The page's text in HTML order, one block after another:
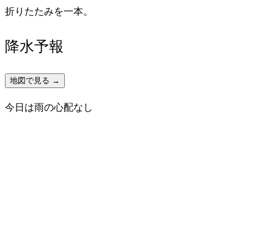
折りたたみを一本。
降水予報
地図で見る →
今日は雨の心配なし